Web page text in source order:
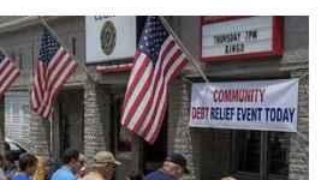
Quân sự - Quốc phòng
Vũ khí
Việt Nam
Phân tích